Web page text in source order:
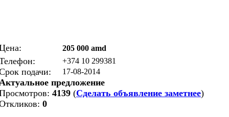
205 000 amd
+374 10 299381
подачи: 17-08-2014
предложение
4139 (Сделать объявление заметнее)
0